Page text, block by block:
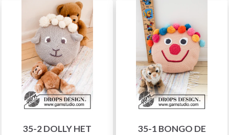
35-2 DOLLY HET
35-1 BONGO DE